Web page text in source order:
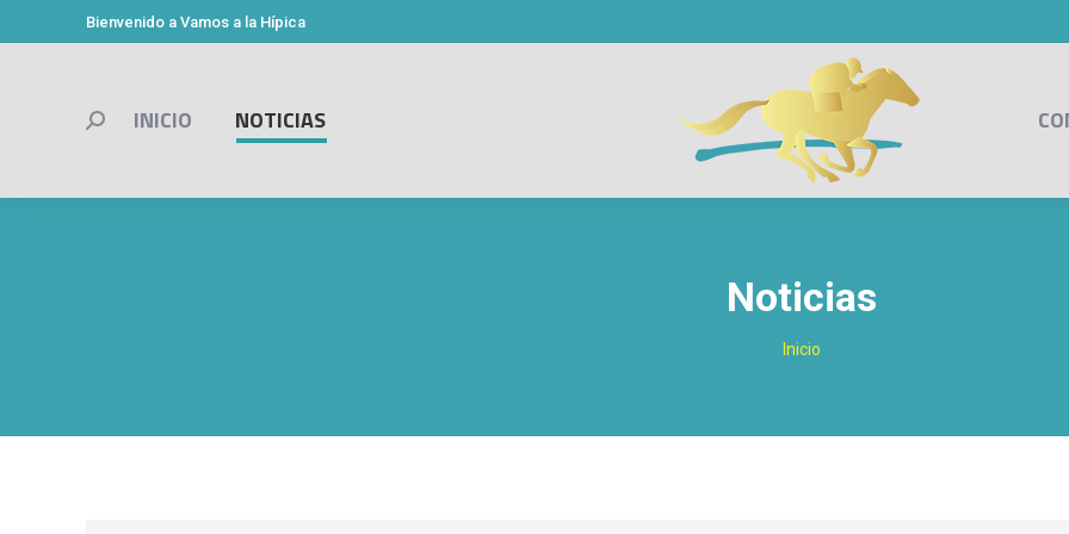
Bienvenido a Vamos a la Hípica
INICIO NOTICIAS
Buscar:
Noticias
Estás aquí:
Inicio